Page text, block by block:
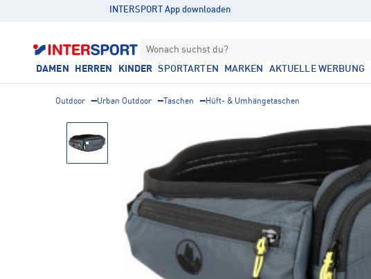
INTERSPORT App downloaden
Wonach suchst du?
DAMEN HERREN KINDER SPORTARTEN MARKEN AKTUELLE WERBUNG
Outdoor Urban Outdoor Taschen Hüft- & Umhängetaschen